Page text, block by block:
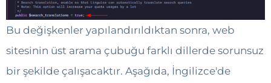
Bu değişkenler yapılandırıldıktan sonra, web
sitesinin üst arama çubuğu farklı dillerde sorunsuz
bir şekilde çalışacaktır. Aşağıda, İngilizce'de